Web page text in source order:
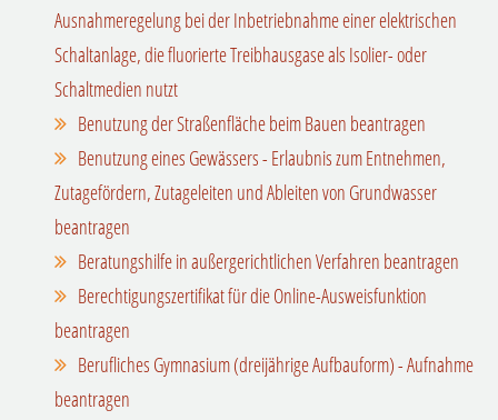
Ausnahmeregelung bei der Inbetriebnahme einer elektrischen
Schaltanlage, die fluorierte Treibhausgase als Isolier- oder
Schaltmedien nutzt
Benutzung der Straßenfläche beim Bauen beantragen
Benutzung eines Gewässers - Erlaubnis zum Entnehmen,
Zutagefördern, Zutageleiten und Ableiten von Grundwasser
beantragen
Beratungshilfe in außergerichtlichen Verfahren beantragen
Berechtigungszertifikat für die Online-Ausweisfunktion
beantragen
Berufliches Gymnasium (dreijährige Aufbauform) - Aufnahme
beantragen